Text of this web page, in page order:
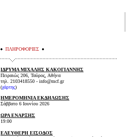
ΠΛΗΡΟΦΟΡΙΕΣ
ΙΔΡΥΜΑ ΜΙΧΑΛΗΣ ΚΑΚΟΓΙΑΝΝΗΣ
Πειραιώς 206, Ταύρος, Αθήνα
τηλ. 2103418550 - info@mcf.gr
(χάρτης)
ΗΜΕΡΟΜΗΝΙΑ ΕΚΔΗΛΩΣΗΣ
Σάββατο 6 Ιουνίου 2026
ΩΡΑ ΕΝΑΡΞΗΣ
19:00
ΕΛΕΥΘΕΡΗ ΕΙΣΟΔΟΣ